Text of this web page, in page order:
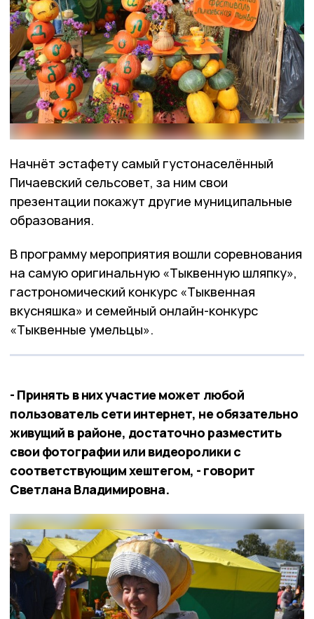
Начнёт эстафету самый густонаселённый
Пичаевский сельсовет, за ним свои
презентации покажут другие муниципальные
образования.
В программу мероприятия вошли соревнования
на самую оригинальную «Тыквенную шляпку»,
гастрономический конкурс «Тыквенная
вкусняшка» и семейный онлайн-конкурс
«Тыквенные умельцы».
- Принять в них участие может любой
пользователь сети интернет, не обязательно
живущий в районе, достаточно разместить
свои фотографии или видеоролики с
соответствующим хештегом, - говорит
Светлана Владимировна.